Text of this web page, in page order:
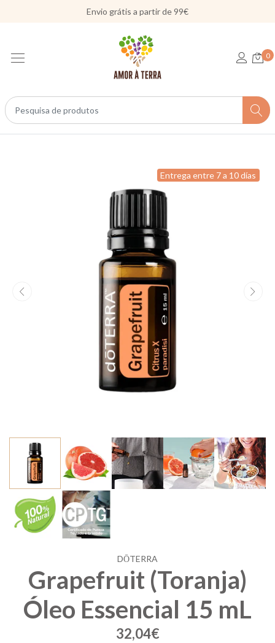
Envio grátis a partir de 99€
0
Entrega entre 7 a 10 días
DŌTERRA
Grapefruit (Toranja)
Óleo Essencial 15 mL
32,04€